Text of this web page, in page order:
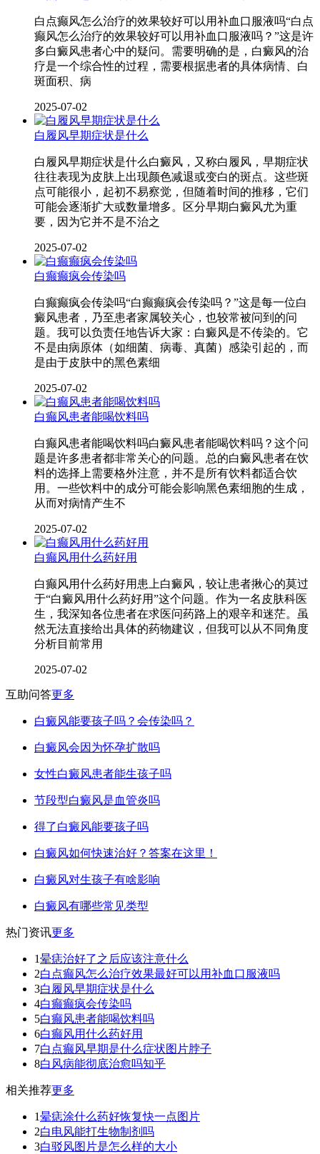
白点癫风怎么治疗的效果较好可以用补血口服液吗“白点
癫风怎么治疗的效果较好可以用补血口服液吗？”这是许
多白癜风患者心中的疑问。需要明确的是，白癜风的治
疗是一个综合性的过程，需要根据患者的具体病情、白
斑面积、病
2025-07-02
白履风早期症状是什么
白履风早期症状是什么白癜风，又称白履风，早期症状
往往表现为皮肤上出现颜色减退或变白的斑点。这些斑
点可能很小，起初不易察觉，但随着时间的推移，它们
可能会逐渐扩大或数量增多。区分早期白癜风尤为重
要，因为它并不是不治之
2025-07-02
白癫癫疯会传染吗
白癫癫疯会传染吗“白癫癫疯会传染吗？”这是每一位白
癜风患者，乃至患者家属较关心，也较常被问到的问
题。我可以负责任地告诉大家：白癜风是不传染的。它
不是由病原体（如细菌、病毒、真菌）感染引起的，而
是由于皮肤中的黑色素细
2025-07-02
白癫风患者能喝饮料吗
白癫风患者能喝饮料吗白癜风患者能喝饮料吗？这个问
题是许多患者都非常关心的问题。总的白癜风患者在饮
料的选择上需要格外注意，并不是所有饮料都适合饮
用。一些饮料中的成分可能会影响黑色素细胞的生成，
从而对病情产生不
2025-07-02
白癫风用什么药好用
白癫风用什么药好用患上白癜风，较让患者揪心的莫过
于“白癜风用什么药好用”这个问题。作为一名皮肤科医
生，我深知各位患者在求医问药路上的艰辛和迷茫。虽
然无法直接给出具体的药物建议，但我可以从不同角度
分析目前常用
2025-07-02
互助问答更多
白癜风能要孩子吗？会传染吗？
白癜风会因为怀孕扩散吗
女性白癜风患者能生孩子吗
节段型白癜风是血管炎吗
得了白癜风能要孩子吗
白癜风如何快速治好？答案在这里！
白癜风对生孩子有啥影响
白癜风有哪些常见类型
热门资讯更多
1晕痣治好了之后应该注意什么
2白点癫风怎么治疗效果最好可以用补血口服液吗
3白履风早期症状是什么
4白癫癫疯会传染吗
5白癫风患者能喝饮料吗
6白癫风用什么药好用
7白点癫风早期是什么症状图片脖子
8白风病能彻底治愈吗知乎
相关推荐更多
1晕痣涂什么药好恢复快一点图片
2白电风能打生物制剂吗
3白驳风图片是怎么样的大小